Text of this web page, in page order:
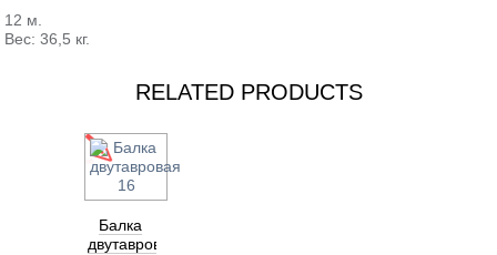
12 м.
Вес: 36,5 кг.
RELATED PRODUCTS
Балка
двутавровая